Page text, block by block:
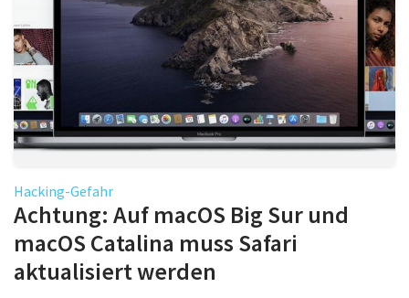
iPad
Tests
Tipps
Magazine
Über uns
Podcast
Mac Life+
Hacking-Gefahr
Achtung: Auf macOS Big Sur und
macOS Catalina muss Safari
aktualisiert werden